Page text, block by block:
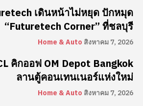
เดินหน้าไม่หยุด ปักหมุด
“Futuretech Corner” ที่ชลบุรี
Home & Auto สิงหาคม 7, 2026
คิกออฟ OM Depot Bangkok
ลานตู้คอนเทนเนอร์แห่งใหม่
Home & Auto สิงหาคม 7, 2026